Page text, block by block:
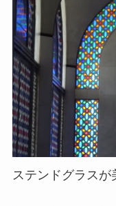
ステンドグラスが